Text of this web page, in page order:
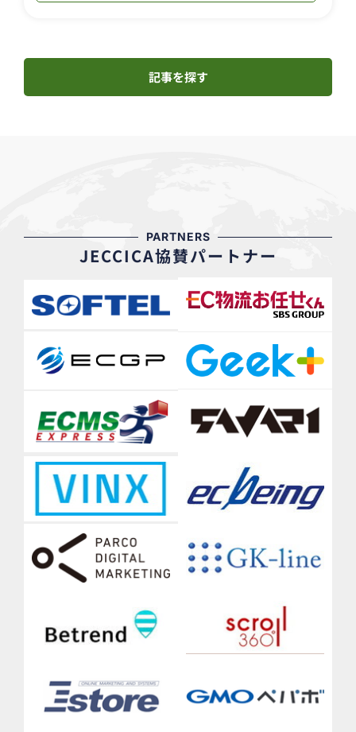
記事を探す
PARTNERS
JECCICA協賛パートナー